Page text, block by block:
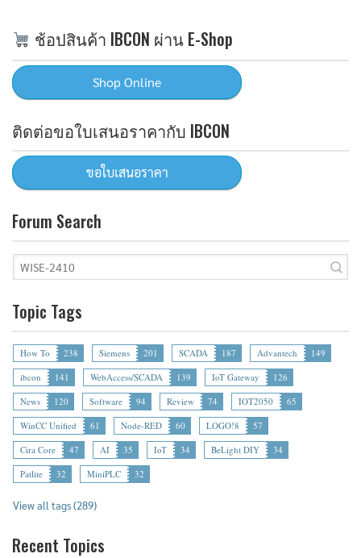
ช้อปสินค้า IBCON ผ่าน E-Shop
ติดต่อขอใบเสนอราคากับ IBCON
Forum Search
Topic Tags
How To 238 Siemens 201 SCADA 187 Advantech
149
ibcon
141 WebAccess/SCADA 139 IoT Gateway
126
News
120 Software 94 Review 74 IOT2050
65
WinCC Unified
61 Node-RED 60 LOGO!8
57
Cira Core
47 AI 35 IoT 34 BeLight DIY
34
Patlite
32 MiniPLC 32
View all tags (289)
Recent Topics